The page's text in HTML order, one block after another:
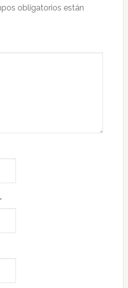
obligatorios están
*